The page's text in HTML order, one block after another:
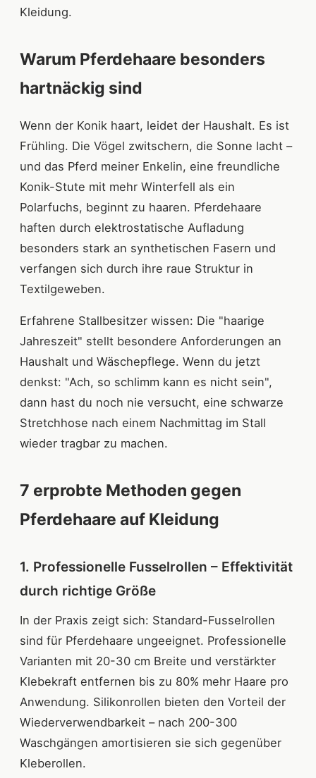
Kleidung.
Warum Pferdehaare besonders
hartnäckig sind
Wenn der Konik haart, leidet der Haushalt. Es ist
Frühling. Die Vögel zwitschern, die Sonne lacht –
und das Pferd meiner Enkelin, eine freundliche
Konik-Stute mit mehr Winterfell als ein
Polarfuchs, beginnt zu haaren. Pferdehaare
haften durch elektrostatische Aufladung
besonders stark an synthetischen Fasern und
verfangen sich durch ihre raue Struktur in
Textilgeweben.
Erfahrene Stallbesitzer wissen: Die "haarige
Jahreszeit" stellt besondere Anforderungen an
Haushalt und Wäschepflege. Wenn du jetzt
denkst: "Ach, so schlimm kann es nicht sein",
dann hast du noch nie versucht, eine schwarze
Stretchhose nach einem Nachmittag im Stall
wieder tragbar zu machen.
7 erprobte Methoden gegen
Pferdehaare auf Kleidung
1. Professionelle Fusselrollen – Effektivität
durch richtige Größe
In der Praxis zeigt sich: Standard-Fusselrollen
sind für Pferdehaare ungeeignet. Professionelle
Varianten mit 20-30 cm Breite und verstärkter
Klebekraft entfernen bis zu 80% mehr Haare pro
Anwendung. Silikonrollen bieten den Vorteil der
Wiederverwendbarkeit – nach 200-300
Waschgängen amortisieren sie sich gegenüber
Kleberollen.